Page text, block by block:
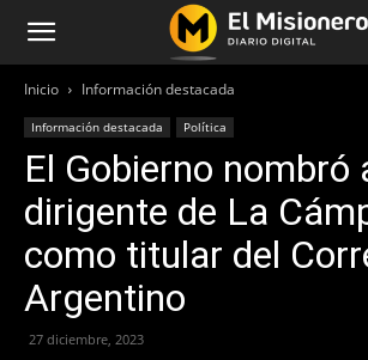
Inicio Información destacada
Información destacada Política
El Gobierno nombró
dirigente de La
como titular del
Argentino
27 diciembre, 2023